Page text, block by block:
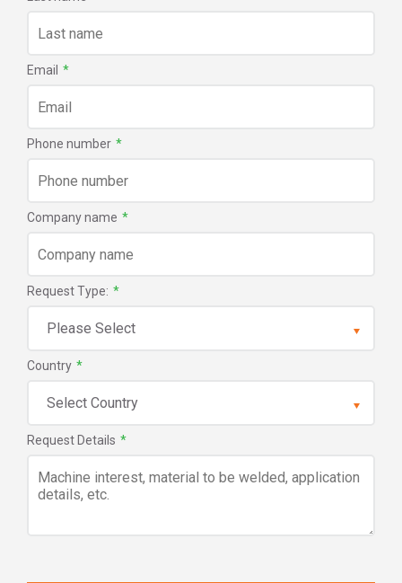
Email *
Phone number *
Company name *
Request Type: *
Country *
Request Details *